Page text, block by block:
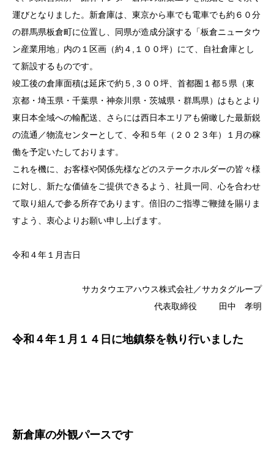
運びとなりました。新倉庫は、東京から車でも電車でも約６０分
の群馬県板倉町に位置し、同県が造成分譲する「板倉ニュータウ
ン産業用地」内の１区画（約４,１００坪）にて、自社倉庫とし
て新設するものです。
竣工後の倉庫面積は延床で約５,３００坪、首都圏１都５県（東
京都・埼玉県・千葉県・神奈川県・茨城県・群馬県）はもとより
東日本全域への輸配送、さらには西日本エリアも俯瞰した最新鋭
の流通／物流センターとして、令和５年（２０２３年）１月の稼
働を予定いたしております。
これを機に、お客様や関係先様などのステークホルダーの皆々様
に対し、新たな価値をご提供できるよう、社員一同、心を合わせ
て取り組んで参る所存であります。倍旧のご指導ご鞭撻を賜りま
すよう、衷心よりお願い申し上げます。
令和４年１月吉日
サカタウエアハウス株式会社／サカタグループ
代表取締役 田中 孝明
令和４年１月１４日に地鎮祭を執り行いました
新倉庫の外観パースです